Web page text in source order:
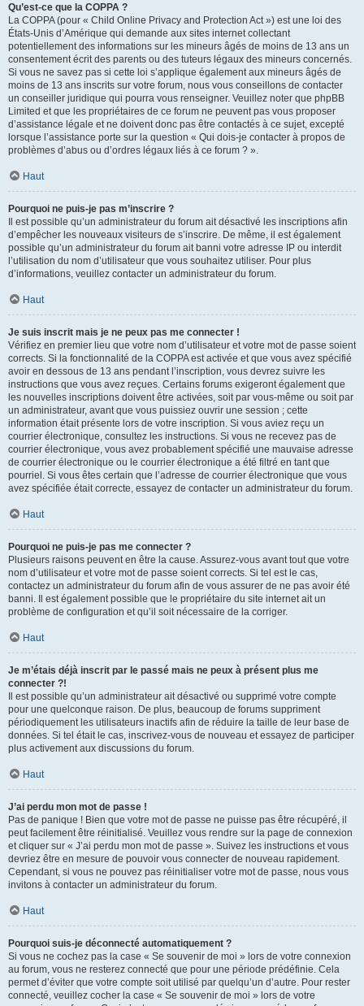
Qu’est-ce que la COPPA ?
La COPPA (pour « Child Online Privacy and Protection Act ») est une loi des
États-Unis d’Amérique qui demande aux sites internet collectant
potentiellement des informations sur les mineurs âgés de moins de 13 ans un
consentement écrit des parents ou des tuteurs légaux des mineurs concernés.
Si vous ne savez pas si cette loi s’applique également aux mineurs âgés de
moins de 13 ans inscrits sur votre forum, nous vous conseillons de contacter
un conseiller juridique qui pourra vous renseigner. Veuillez noter que phpBB
Limited et que les propriétaires de ce forum ne peuvent pas vous proposer
d’assistance légale et ne doivent donc pas être contactés à ce sujet, excepté
lorsque l’assistance porte sur la question « Qui dois-je contacter à propos de
problèmes d’abus ou d’ordres légaux liés à ce forum ? ».
Haut
Pourquoi ne puis-je pas m’inscrire ?
Il est possible qu’un administrateur du forum ait désactivé les inscriptions afin
d’empêcher les nouveaux visiteurs de s’inscrire. De même, il est également
possible qu’un administrateur du forum ait banni votre adresse IP ou interdit
l’utilisation du nom d’utilisateur que vous souhaitez utiliser. Pour plus
d’informations, veuillez contacter un administrateur du forum.
Haut
Je suis inscrit mais je ne peux pas me connecter !
Vérifiez en premier lieu que votre nom d’utilisateur et votre mot de passe soient
corrects. Si la fonctionnalité de la COPPA est activée et que vous avez spécifié
avoir en dessous de 13 ans pendant l’inscription, vous devrez suivre les
instructions que vous avez reçues. Certains forums exigeront également que
les nouvelles inscriptions doivent être activées, soit par vous-même ou soit par
un administrateur, avant que vous puissiez ouvrir une session ; cette
information était présente lors de votre inscription. Si vous aviez reçu un
courrier électronique, consultez les instructions. Si vous ne recevez pas de
courrier électronique, vous avez probablement spécifié une mauvaise adresse
de courrier électronique ou le courrier électronique a été filtré en tant que
pourriel. Si vous êtes certain que l’adresse de courrier électronique que vous
avez spécifiée était correcte, essayez de contacter un administrateur du forum.
Haut
Pourquoi ne puis-je pas me connecter ?
Plusieurs raisons peuvent en être la cause. Assurez-vous avant tout que votre
nom d’utilisateur et votre mot de passe soient corrects. Si tel est le cas,
contactez un administrateur du forum afin de vous assurer de ne pas avoir été
banni. Il est également possible que le propriétaire du site internet ait un
problème de configuration et qu’il soit nécessaire de la corriger.
Haut
Je m’étais déjà inscrit par le passé mais ne peux à présent plus me
connecter ?!
Il est possible qu’un administrateur ait désactivé ou supprimé votre compte
pour une quelconque raison. De plus, beaucoup de forums suppriment
périodiquement les utilisateurs inactifs afin de réduire la taille de leur base de
données. Si tel était le cas, inscrivez-vous de nouveau et essayez de participer
plus activement aux discussions du forum.
Haut
J’ai perdu mon mot de passe !
Pas de panique ! Bien que votre mot de passe ne puisse pas être récupéré, il
peut facilement être réinitialisé. Veuillez vous rendre sur la page de connexion
et cliquer sur « J’ai perdu mon mot de passe ». Suivez les instructions et vous
devriez être en mesure de pouvoir vous connecter de nouveau rapidement.
Cependant, si vous ne pouvez pas réinitialiser votre mot de passe, nous vous
invitons à contacter un administrateur du forum.
Haut
Pourquoi suis-je déconnecté automatiquement ?
Si vous ne cochez pas la case « Se souvenir de moi » lors de votre connexion
au forum, vous ne resterez connecté que pour une période prédéfinie. Cela
permet d’éviter que votre compte soit utilisé par quelqu’un d’autre. Pour rester
connecté, veuillez cocher la case « Se souvenir de moi » lors de votre